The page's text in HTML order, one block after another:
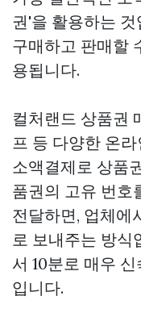
권'을 활용하는
구매하고 판매할
용됩니다.
컬처랜드 상품권
프 등 다양한 온
소액결제로 상품
품권의 고유 번호
전달하면, 업체에
로 보내주는 방식
서 10분로 매우
입니다.